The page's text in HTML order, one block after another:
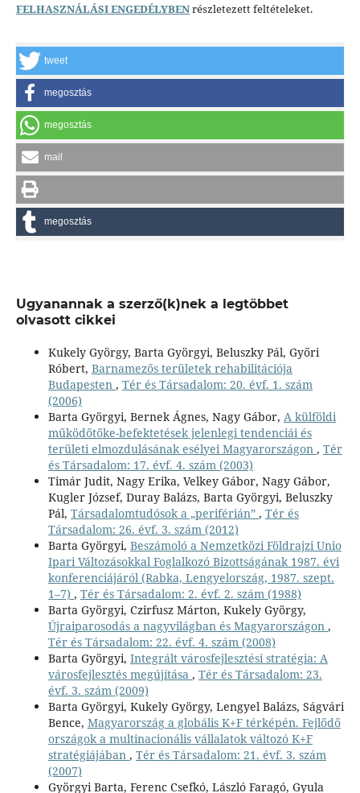
FELHASZNÁLÁSI ENGEDÉLYBENrészletezett feltételeket.
tweet
megosztás
megosztás
mail
megosztás
Ugyanannak a szerző(k)nek a legtöbbet
olvasott cikkei
Kukely György, Barta Györgyi, Beluszky Pál, Győri
Róbert, Barnamezős területek rehabilitációja
Budapesten , Tér és Társadalom: 20. évf. 1. szám
(2006)
Barta Györgyi, Bernek Ágnes, Nagy Gábor, A külföldi
működőtőke-befektetések jelenlegi tendenciái és
területi elmozdulásának esélyei Magyarországon , Tér
és Társadalom: 17. évf. 4. szám (2003)
Timár Judit, Nagy Erika, Velkey Gábor, Nagy Gábor,
Kugler József, Duray Balázs, Barta Györgyi, Beluszky
Pál, Társadalomtudósok a „periférián” , Tér és
Társadalom: 26. évf. 3. szám (2012)
Barta Györgyi, Beszámoló a Nemzetközi Földrajzi Unio
Ipari Változásokkal Foglalkozó Bizottságának 1987. évi
konferenciájáról (Rabka, Lengyelország, 1987. szept.
1–7) , Tér és Társadalom: 2. évf. 2. szám (1988)
Barta Györgyi, Czirfusz Márton, Kukely György,
Újraiparosodás a nagyvilágban és Magyarországon ,
Tér és Társadalom: 22. évf. 4. szám (2008)
Barta Györgyi, Integrált városfejlesztési stratégia: A
városfejlesztés megújítása , Tér és Társadalom: 23.
évf. 3. szám (2009)
Barta Györgyi, Kukely György, Lengyel Balázs, Ságvári
Bence, Magyarország a globális K+F térképén. Fejlődő
országok a multinacionális vállalatok változó K+F
stratégiájában , Tér és Társadalom: 21. évf. 3. szám
(2007)
Györgyi Barta, Ferenc Csefkó, László Faragó, Gyula